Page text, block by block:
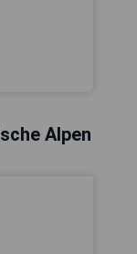
Alpen